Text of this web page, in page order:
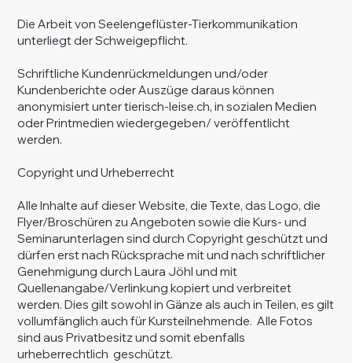
Die Arbeit von Seelengeflüster-Tierkommunikation
unterliegt der Schweigepflicht.
Schriftliche Kundenrückmeldungen und/oder
Kundenberichte oder Auszüge daraus können
anonymisiert unter tierisch-leise.ch, in sozialen Medien
oder Printmedien wiedergegeben/ veröffentlicht
werden.
Copyright und Urheberrecht
Alle Inhalte auf dieser Website, die Texte, das Logo, die
Flyer/Broschüren zu Angeboten sowie die Kurs- und
Seminarunterlagen sind durch Copyright geschützt und
dürfen erst nach Rücksprache mit und nach schriftlicher
Genehmigung durch Laura Jöhl und mit
Quellenangabe/Verlinkung kopiert und verbreitet
werden. Dies gilt sowohl in Gänze als auch in Teilen, es gilt
vollumfänglich auch für Kursteilnehmende. Alle Fotos
sind aus Privatbesitz und somit ebenfalls
urheberrechtlich geschützt.